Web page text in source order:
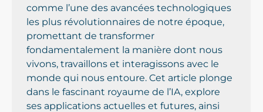
comme l’une des avancées technologiques
les plus révolutionnaires de notre époque,
promettant de transformer
fondamentalement la manière dont nous
vivons, travaillons et interagissons avec le
monde qui nous entoure. Cet article plonge
dans le fascinant royaume de l’IA, explore
ses applications actuelles et futures, ainsi